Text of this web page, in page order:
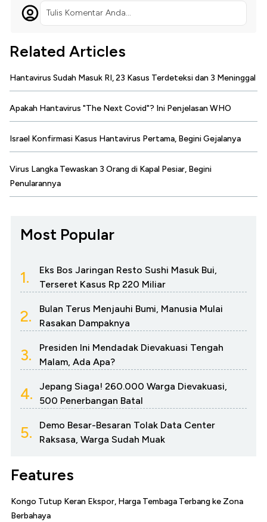
Tulis Komentar Anda...
Related Articles
Hantavirus Sudah Masuk RI, 23 Kasus Terdeteksi dan 3 Meninggal
Apakah Hantavirus "The Next Covid"? Ini Penjelasan WHO
Israel Konfirmasi Kasus Hantavirus Pertama, Begini Gejalanya
Virus Langka Tewaskan 3 Orang di Kapal Pesiar, Begini
Penularannya
Most Popular
1.
Eks Bos Jaringan Resto Sushi Masuk Bui,
Terseret Kasus Rp 220 Miliar
2.
Bulan Terus Menjauhi Bumi, Manusia Mulai
Rasakan Dampaknya
3.
Presiden Ini Mendadak Dievakuasi Tengah
Malam, Ada Apa?
4.
Jepang Siaga! 260.000 Warga Dievakuasi,
500 Penerbangan Batal
5.
Demo Besar-Besaran Tolak Data Center
Raksasa, Warga Sudah Muak
Features
Kongo Tutup Keran Ekspor, Harga Tembaga Terbang ke Zona
Berbahaya